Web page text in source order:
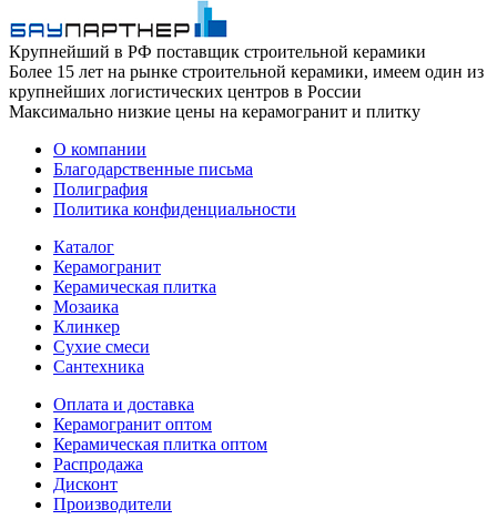
Крупнейший в РФ поставщик строительной керамики
Более 15 лет на рынке строительной керамики, имеем один из
крупнейших логистических центров в России
Максимально низкие цены на керамогранит и плитку
О компании
Благодарственные письма
Полиграфия
Политика конфиденциальности
Каталог
Керамогранит
Керамическая плитка
Мозаика
Клинкер
Сухие смеси
Сантехника
Оплата и доставка
Керамогранит оптом
Керамическая плитка оптом
Распродажа
Дисконт
Производители